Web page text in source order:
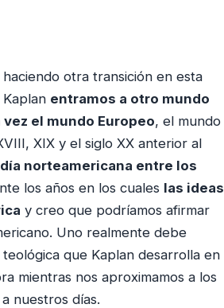
a
s
t
e
c
l
a
s
d
otra transición en esta
entramos a otro mundo
el mundo Europeo, el mundo
XIX y el siglo XX anterior al
norteamericana entre los
los años en los cuales las ideas
y creo que podríamos afirmar
Uno realmente debe
que Kaplan desarrolla en
mientras nos aproximamos a los
nuestros días.